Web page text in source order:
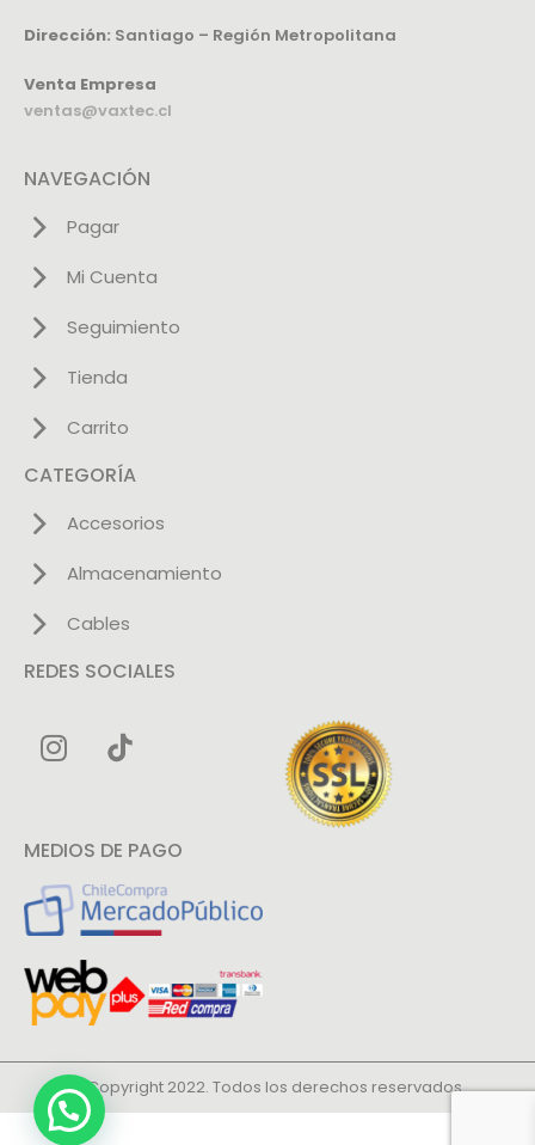
Dirección: Santiago – Región Metropolitana
Venta Empresa
ventas@vaxtec.cl
NAVEGACIÓN
Pagar
Mi Cuenta
Seguimiento
Tienda
Carrito
CATEGORÍA
Accesorios
Almacenamiento
Cables
REDES SOCIALES
MEDIOS DE PAGO
© Copyright 2022. Todos los derechos reservados.